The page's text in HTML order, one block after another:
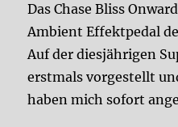
Das Chase Bliss
Ambient Effektpedal
Auf der diesjährigen
erstmals vorgestellt
haben mich sofort